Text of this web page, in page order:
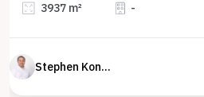
3937 m² -
Stephen Konsultan Properti